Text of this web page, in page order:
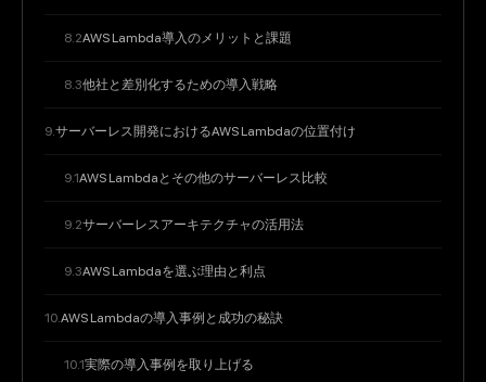
AWS Lambda導入のメリットと課題
他社と差別化するための導入戦略
サーバーレス開発におけるAWS Lambdaの位置付け
AWS Lambdaとその他のサーバーレス比較
サーバーレスアーキテクチャの活用法
AWS Lambdaを選ぶ理由と利点
AWS Lambdaの導入事例と成功の秘訣
実際の導入事例を取り上げる